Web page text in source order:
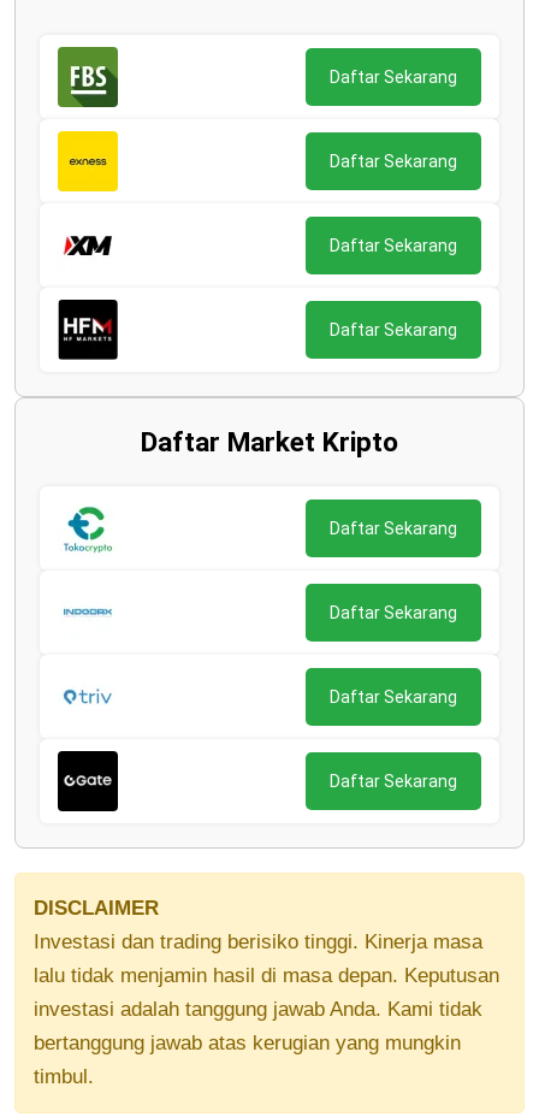
Daftar Sekarang
Daftar Sekarang
Daftar Sekarang
Daftar Sekarang
Daftar Market Kripto
Daftar Sekarang
Daftar Sekarang
Daftar Sekarang
Daftar Sekarang
DISCLAIMER
Investasi dan trading berisiko tinggi. Kinerja masa
lalu tidak menjamin hasil di masa depan. Keputusan
investasi adalah tanggung jawab Anda. Kami tidak
bertanggung jawab atas kerugian yang mungkin
timbul.